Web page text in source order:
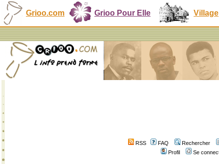
Grioo.com Grioo Pour Elle Village
RSS FAQ
Rechercher
Profil
Se